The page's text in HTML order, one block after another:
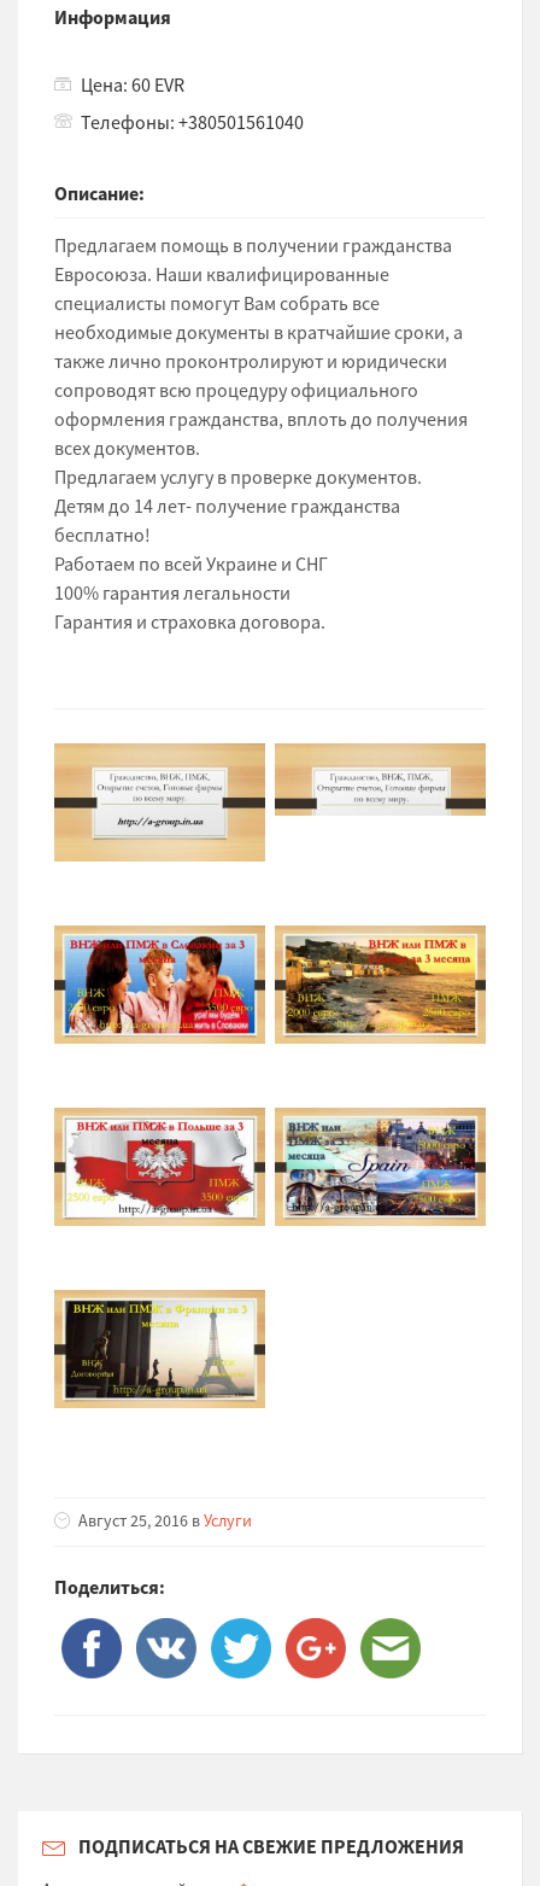
Информация
Цена: 60 EVR
Телефоны: +380501561040
Описание:
Предлагаем помощь в получении гражданства
Евросоюза. Наши квалифицированные
специалисты помогут Вам собрать все
необходимые документы в кратчайшие сроки, а
также лично проконтролируют и юридически
сопроводят всю процедуру официального
оформления гражданства, вплоть до получения
всех документов.
Предлагаем услугу в проверке документов.
Детям до 14 лет- получение гражданства
бесплатно!
Работаем по всей Украине и СНГ
100% гарантия легальности
Гарантия и страховка договора.
Август 25, 2016 вУслуги
Поделиться:
ПОДПИСАТЬСЯ НА СВЕЖИЕ ПРЕДЛОЖЕНИЯ